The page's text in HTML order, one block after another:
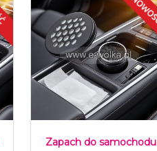
Zapach do samochodu